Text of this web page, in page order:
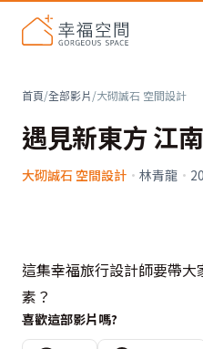
首頁/全部影片/大砌誠石 空間設計
遇見新東方 江
大砌誠石 空間設計 · 林青龍 ·
這集幸福旅行設計師要帶
素？
喜歡這部影片嗎?